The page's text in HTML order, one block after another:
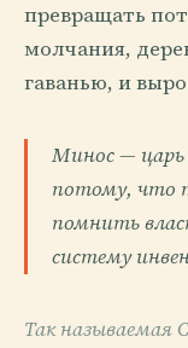
превращать
молчания,
гаванью, и
Минос —
потому, что
помнить
систему
Так называемая